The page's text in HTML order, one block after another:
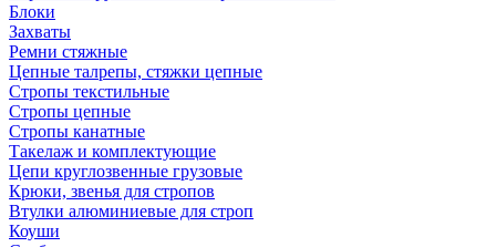
Блоки
Захваты
Ремни стяжные
Цепные талрепы, стяжки цепные
Стропы текстильные
Стропы цепные
Стропы канатные
Такелаж и комплектующие
Цепи круглозвенные грузовые
Крюки, звенья для стропов
Втулки алюминиевые для строп
Коуши